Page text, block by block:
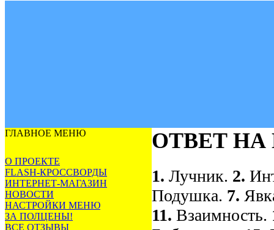
ГЛАВНОЕ МЕНЮ
О ПРОЕКТЕ
FLASH-КРОССВОРДЫ
ИНТЕРНЕТ-МАГАЗИН
НОВОСТИ
НАСТРОЙКИ МЕНЮ
ЗА ПОЛЦЕНЫ!
ВСЕ ОТЗЫВЫ
ОТВЕТ
1. Лучник. 2.
Подушка. 7.
11. Взаимность.